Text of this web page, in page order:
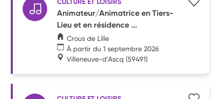
Animateur/Animatrice en Tiers-
Lieu et en résidence ...
Crous de Lille
À partir du 1 septembre 2026
Villeneuve-d'Ascq (59491)